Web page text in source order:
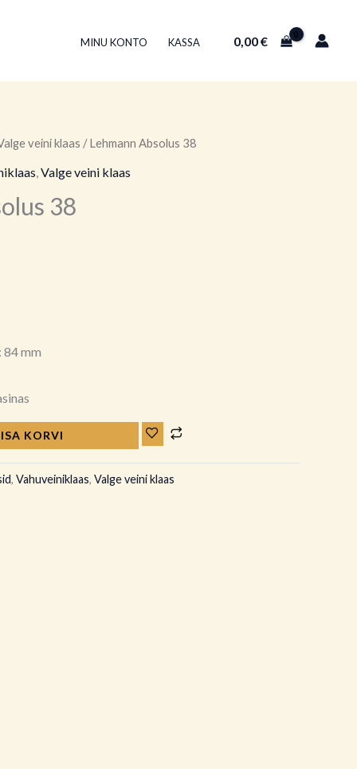
MINU KONTO KASSA 0,00€
veini klaas / Lehmann Absolus 38
Valge veini klaas
38
84 mm
KORVI
, Vahuveiniklaas, Valge veini klaas